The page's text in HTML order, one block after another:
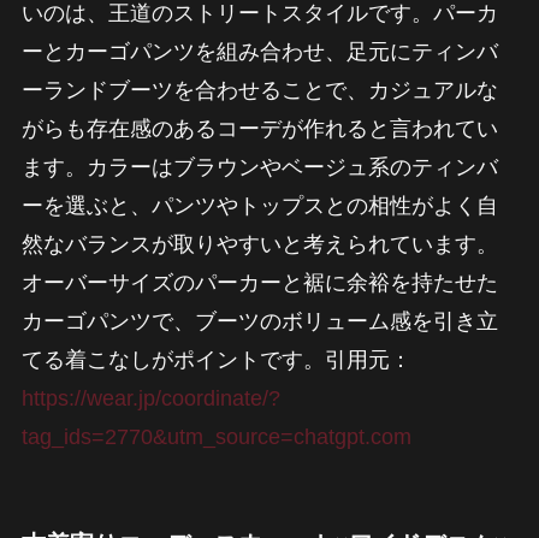
いのは、王道のストリートスタイルです。パーカ
ーとカーゴパンツを組み合わせ、足元にティンバ
ーランドブーツを合わせることで、カジュアルな
がらも存在感のあるコーデが作れると言われてい
ます。カラーはブラウンやベージュ系のティンバ
ーを選ぶと、パンツやトップスとの相性がよく自
然なバランスが取りやすいと考えられています。
オーバーサイズのパーカーと裾に余裕を持たせた
カーゴパンツで、ブーツのボリューム感を引き立
てる着こなしがポイントです。引用元：
https://wear.jp/coordinate/?
tag_ids=2770&utm_source=chatgpt.com